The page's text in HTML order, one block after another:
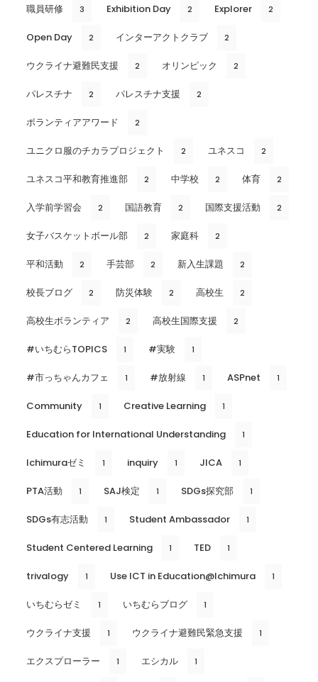
職員研修 3 Exhibition Day 2 Explorer 2
Open Day 2 インターアクトクラブ 2
ウクライナ避難民支援 2 オリンピック 2
パレスチナ 2 パレスチナ支援 2
ボランティアアワード 2
ユニクロ服のチカラプロジェクト 2 ユネスコ 2
ユネスコ平和教育推進部 2 中学校 2 体育 2
入学前学習会 2 国語教育 2 国際支援活動 2
女子バスケットボール部 2 家庭科 2
平和活動 2 手芸部 2 新入生課題 2
校長ブログ 2 防災体験 2 高校生 2
高校生ボランティア 2 高校生国際支援 2
#いちむらTOPICS 1 #実験 1
#市っちゃんカフェ 1 #放射線 1 ASPnet 1
Community 1 Creative Learning 1
Education for International Understanding 1
Ichimuraゼミ 1 inquiry 1 JICA 1
PTA活動 1 SAJ検定 1 SDGs探究部 1
SDGs有志活動 1 Student Ambassador 1
Student Centered Learning 1 TED 1
trivalogy 1 Use ICT in Education@Ichimura 1
いちむらゼミ 1 いちむらブログ 1
ウクライナ支援 1 ウクライナ避難民緊急支援 1
エクスプローラー 1 エシカル 1